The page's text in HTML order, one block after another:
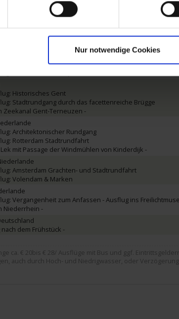
Nur notwendige Cookies
-
Diep, Volkerak & Oosterschelde -
Entdeckungstour durch den Hafen von Antwerpen
Europäisches Brüssel und königliche Pracht
Historisches Gent
Stadtrundgang durch das facettenreiche Brügge
Zeekanal Gent-Terneuzen -
Architektonischer Rundgang
Rotterdam Stadtrundfahrt
mit Passage der Windmühlen von Kinderdijk -
Amsterdam Grachten- und Stadtrundfahrt
Volendam & Marken
Vergangenheit zum Anfassen - Ausflug ins
Niederrhein -
dem Frühstück -
ca. € 20bis € 28/ Ausflüge mit Bus und ggf. Eintrittsgeldern
auch durch Hoch- und Niedrigwasser, oder